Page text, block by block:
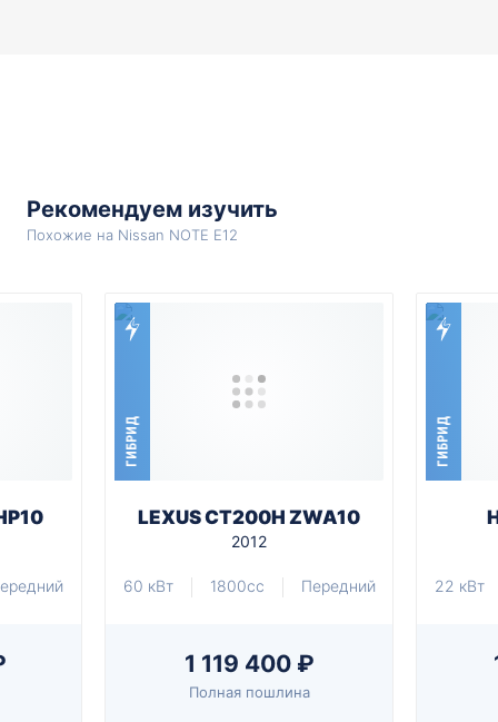
Рекомендуем изучить
Похожие на Nissan NOTE E12
ГИБРИД
LEXUS CT200H ZWA10
2012
60 кВт 1800cc Передний
1 119 400 ₽
Полная пошлина
ГИБРИД
22 кВт